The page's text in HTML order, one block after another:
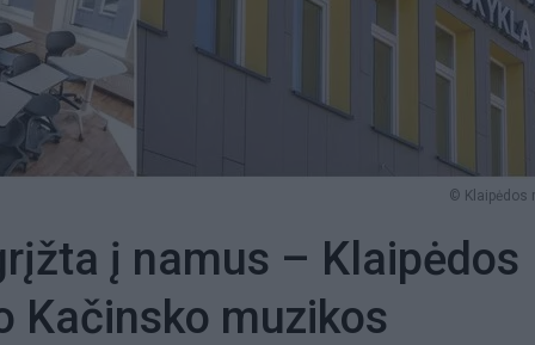
© Klaipėdos
į namus – Klaipėdos
Kačinsko muzikos